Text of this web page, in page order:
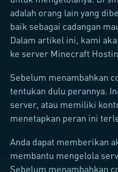
adalah orang lain yang
baik sebagai cadangan
Dalam artikel ini, kami
ke server Minecraft
Sebelum menambahkan
tentukan dulu perannya.
server, atau memiliki
menetapkan peran ini
Anda dapat memberikan
membantu mengelola
Sebelum menambahkan